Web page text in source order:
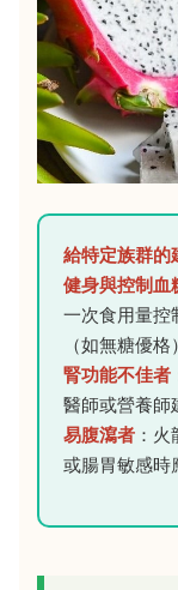
給特定族群的
健身與控制血
一次食用量控
（如無糖優
腎功能不佳者
醫師或營養師
易腹瀉者 ：
或腸胃敏感時